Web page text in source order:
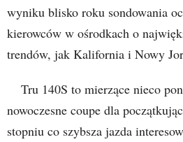
wyniku blisko roku sondowania
kierowców w ośrodkach o
trendów, jak Kalifornia i Nowy
Tru 140S to mierzące nieco
nowoczesne coupe dla
stopniu co szybsza jazda